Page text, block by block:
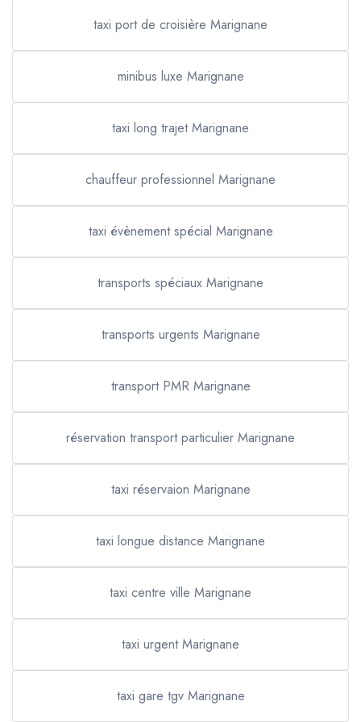
taxi port de croisière Marignane
minibus luxe Marignane
taxi long trajet Marignane
chauffeur professionnel Marignane
taxi évènement spécial Marignane
transports spéciaux Marignane
transports urgents Marignane
transport PMR Marignane
réservation transport particulier Marignane
taxi réservaion Marignane
taxi longue distance Marignane
taxi centre ville Marignane
taxi urgent Marignane
taxi gare tgv Marignane